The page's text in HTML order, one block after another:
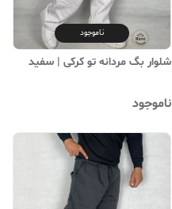
ناموجود
شلوار بگ مردانه تو کرکی | سفید
ناموجود